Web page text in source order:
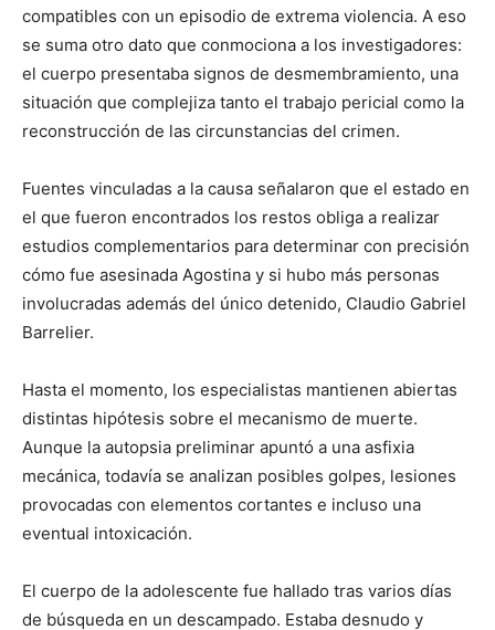
compatibles con un episodio de extrema violencia. A eso
se suma otro dato que conmociona a los investigadores:
el cuerpo presentaba signos de desmembramiento, una
situación que complejiza tanto el trabajo pericial como la
reconstrucción de las circunstancias del crimen.
Fuentes vinculadas a la causa señalaron que el estado en
el que fueron encontrados los restos obliga a realizar
estudios complementarios para determinar con precisión
cómo fue asesinada Agostina y si hubo más personas
involucradas además del único detenido, Claudio Gabriel
Barrelier.
Hasta el momento, los especialistas mantienen abiertas
distintas hipótesis sobre el mecanismo de muerte.
Aunque la autopsia preliminar apuntó a una asfixia
mecánica, todavía se analizan posibles golpes, lesiones
provocadas con elementos cortantes e incluso una
eventual intoxicación.
El cuerpo de la adolescente fue hallado tras varios días
de búsqueda en un descampado. Estaba desnudo y